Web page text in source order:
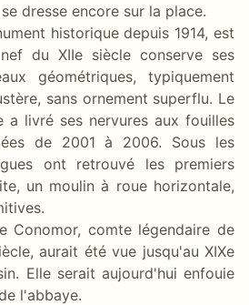
dresse encore sur la place.
historique depuis 1914, est
du XIIe siècle conserve ses
géométriques, typiquement
sans ornement superflu. Le
a livré ses nervures aux fouilles
de 2001 à 2006. Sous les
ont retrouvé les premiers
un moulin à roue horizontale,
Conomor, comte légendaire de
aurait été vue jusqu'au XIXe
Elle serait aujourd'hui enfouie
l'abbaye.